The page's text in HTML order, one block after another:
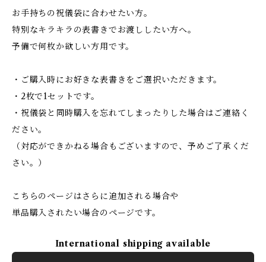
お手持ちの祝儀袋に合わせたい方。
特別なキラキラの表書きでお渡ししたい方へ。
予備で何枚か欲しい方用です。
・ご購入時にお好きな表書きをご選択いただきます。
・2枚で1セットです。
・祝儀袋と同時購入を忘れてしまったりした場合はご連絡く
ださい。
（対応ができかねる場合もございますので、予めご了承くだ
さい。）
こちらのページはさらに追加される場合や
単品購入されたい場合のページです。
International shipping available